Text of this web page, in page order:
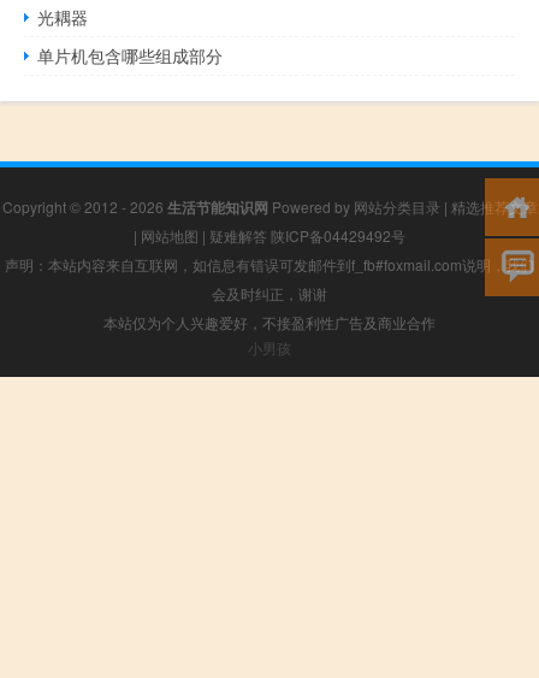
光耦器
单片机包含哪些组成部分
Copyright © 2012 - 2026 生活节能知识网 Powered by 网站分类目录 | 精选推荐文章
| 网站地图 | 疑难解答 陕ICP备04429492号
声明：本站内容来自互联网，如信息有错误可发邮件到f_fb#foxmail.com说明，我们
会及时纠正，谢谢
本站仅为个人兴趣爱好，不接盈利性广告及商业合作
小男孩